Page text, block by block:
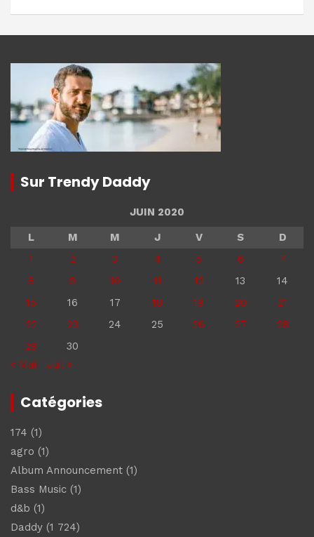
Sur Trendy Daddy
JUIN 2020
L
M M J V S
D
1
2 3 4 5 6
7
8
9 10 11 12 13
14
15
16 17 18 19 20
21
22
23 24 25 26 27
28
29
30
« Mai
Juil »
Catégories
174 (1)
agro (1)
Album Announcement (1)
Bass Music (1)
d&b (1)
Daddy (1 724)